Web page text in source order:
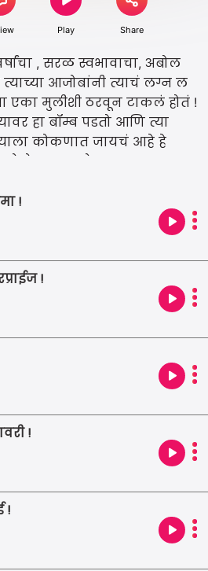
Play Share
, सरळ स्वभावाचा, अबोल
आजोबांनी त्याचं लग्न ल
एका मुलीशी ठरवून टाकलं होतं !
हा बॉम्ब पडतो आणि त्या
कोकणात जायचं आहे हे
त्याचा कोकणातला प्रवास
! अवखळ , बालिश , मस्तीखोर
गोड राधा आणि विदर्भात राह
जोडी जमेल का ? वर्हाडी
चविष्ट लागेल का ? ऐकुया ...व
तडका ! लेखिका : मनाली काळे
!
!
!
!